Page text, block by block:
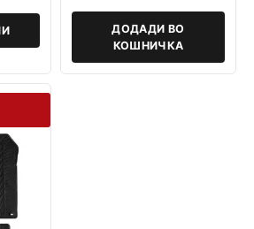
ДОДАДИ ВО
КОШНИЧКА